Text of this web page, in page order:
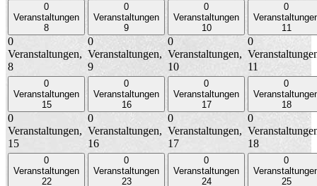
0
Veranstaltungen
8
0
Veranstaltungen,
8
0
Veranstaltungen
9
0
Veranstaltungen,
9
0
Veranstaltungen
10
0
Veranstaltungen,
10
0
11
0
11
0
Veranstaltungen
15
0
Veranstaltungen,
15
0
Veranstaltungen
16
0
Veranstaltungen,
16
0
Veranstaltungen
17
0
Veranstaltungen,
17
0
18
0
18
0
Veranstaltungen
22
0
Veranstaltungen
23
0
Veranstaltungen
24
0
25